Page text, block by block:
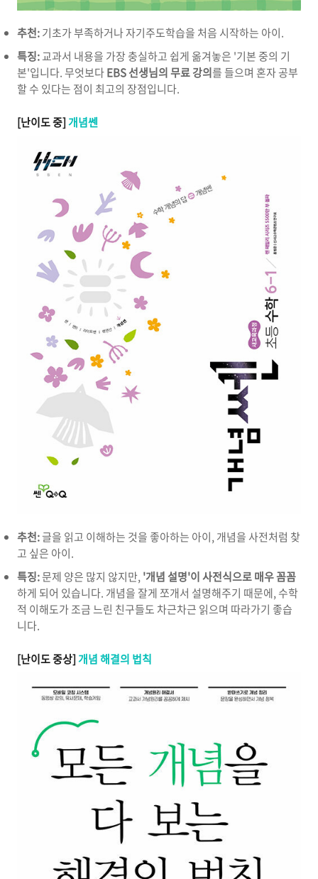
추천:기초가 부족하거나 자기주도학습을 처음 시작하는 아이.
특징:교과서 내용을 가장 충실하고 쉽게 옮겨놓은 '기본 중의 기
본'입니다. 무엇보다EBS 선생님의 무료 강의를 들으며 혼자 공부
할 수 있다는 점이 최고의 장점입니다.
[난이도 중]개념쎈
추천:글을 읽고 이해하는 것을 좋아하는 아이, 개념을 사전처럼 찾
고 싶은 아이.
특징:문제 양은 많지 않지만, '개념 설명'이 사전식으로 매우 꼼꼼
하게 되어 있습니다. 개념을 잘게 쪼개서 설명해주기 때문에, 수학
적 이해도가 조금 느린 친구들도 차근차근 읽으며 따라가기 좋습
니다.
[난이도 중상]개념 해결의 법칙